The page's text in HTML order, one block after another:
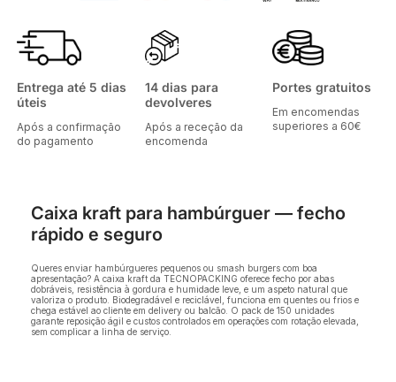
Entrega até 5 dias
úteis
Após a confirmação
do pagamento
14 dias para
devolveres
Após a receção da
encomenda
Portes gratuitos
Em encomendas
superiores a 60€
Caixa kraft para hambúrguer — fecho
rápido e seguro
Queres enviar hambúrgueres pequenos ou smash burgers com boa
apresentação? A caixa kraft da TECNOPACKING oferece fecho por abas
dobráveis, resistência à gordura e humidade leve, e um aspeto natural que
valoriza o produto. Biodegradável e reciclável, funciona em quentes ou frios e
chega estável ao cliente em delivery ou balcão. O pack de 150 unidades
garante reposição ágil e custos controlados em operações com rotação elevada,
sem complicar a linha de serviço.